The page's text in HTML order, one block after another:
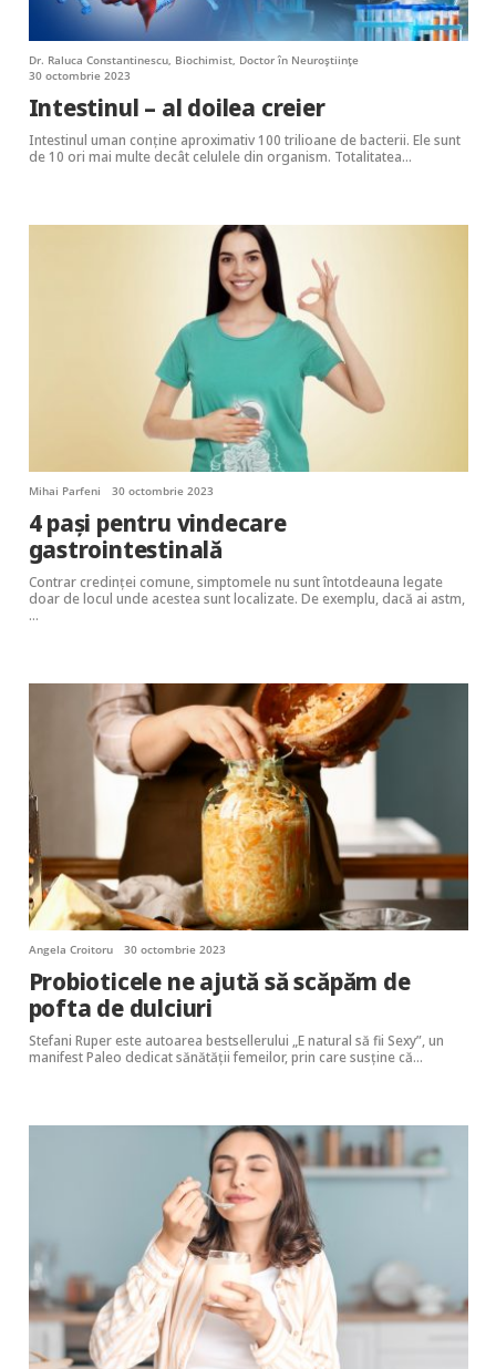
Dr. Raluca Constantinescu, Biochimist, Doctor în Neuroştiinţe
30 octombrie 2023
Intestinul – al doilea creier
Intestinul uman conține aproximativ 100 trilioane de bacterii. Ele sunt
de 10 ori mai multe decât celulele din organism. Totalitatea…
Mihai Parfeni 30 octombrie 2023
4 pași pentru vindecare
gastrointestinală
Contrar credinței comune, simptomele nu sunt întotdeauna legate
doar de locul unde acestea sunt localizate. De exemplu, dacă ai astm,
…
Angela Croitoru 30 octombrie 2023
Probioticele ne ajută să scăpăm de
pofta de dulciuri
Stefani Ruper este autoarea bestsellerului „E natural să fii Sexy”, un
manifest Paleo dedicat sănătății femeilor, prin care susține că…